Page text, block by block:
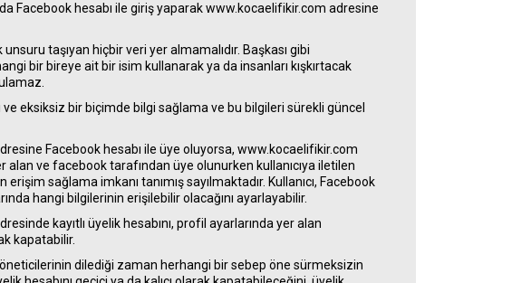
Facebook hesabı ile giriş yaparak www.kocaelifikir.com adresine
unsuru taşıyan hiçbir veri yer almamalıdır. Başkası gibi
bir bireye ait bir isim kullanarak ya da insanları kışkırtacak
ve eksiksiz bir biçimde bilgi sağlama ve bu bilgileri sürekli güncel
Facebook hesabı ile üye oluyorsa, www.kocaelifikir.com
ve facebook tarafından üye olunurken kullanıcıya iletilen
sağlama imkanı tanımış sayılmaktadır. Kullanıcı, Facebook
hangi bilgilerinin erişilebilir olacağını ayarlayabilir.
kayıtlı üyelik hesabını, profil ayarlarında yer alan
kapatabilir.
dilediği zaman herhangi bir sebep öne sürmeksizin